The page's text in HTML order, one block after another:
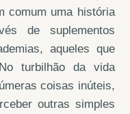
comum uma história
de suplementos
aqueles que
turbilhão da vida
coisas inúteis,
outras simples